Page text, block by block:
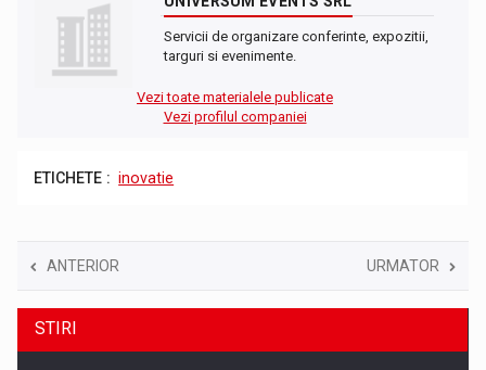
Servicii de organizare conferinte, expozitii,
targuri si evenimente.
Vezi toate materialele publicate
Vezi profilul companiei
ETICHETE : inovatie
ANTERIOR URMATOR
STIRI